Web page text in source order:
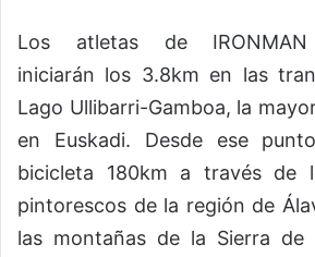
Los atletas de IRONMAN
iniciarán los 3.8km en las
Lago Ullibarri-Gamboa, la
en Euskadi. Desde ese
bicicleta 180km a través de
pintorescos de la región de
las montañas de la Sierra de